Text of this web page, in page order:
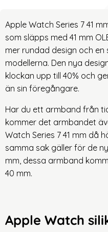
Apple Watch Series 7 41
som släpps med 41 mm
mer rundad design och
modellerna. Den nya
klockan upp till 40% och
än sin föregångare.
Har du ett armband från
kommer det armbandet
Watch Series 7 41 mm då
samma sak gäller för de
mm, dessa armband
40 mm.
Apple Watch